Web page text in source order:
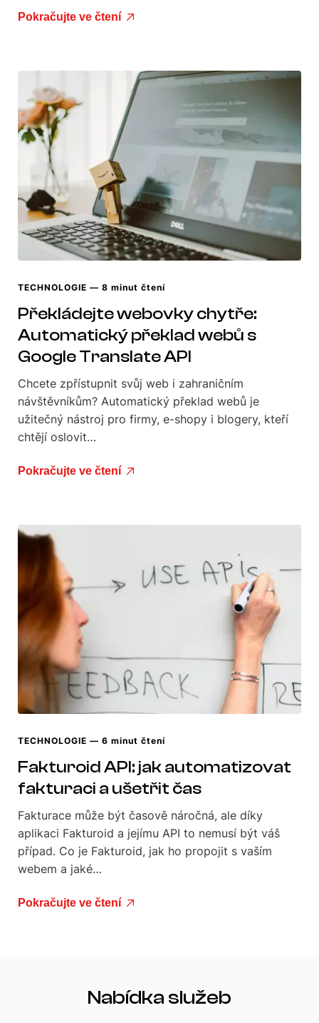
Pokračujte ve čtení
TECHNOLOGIE — 8 minut čtení
Překládejte webovky chytře:
Automatický překlad webů s
Google Translate API
Chcete zpřístupnit svůj web i zahraničním
návštěvníkům? Automatický překlad webů je
užitečný nástroj pro firmy, e-shopy i blogery, kteří
chtějí oslovit…
Pokračujte ve čtení
TECHNOLOGIE — 6 minut čtení
Fakturoid API: jak automatizovat
fakturaci a ušetřit čas
Fakturace může být časově náročná, ale díky
aplikaci Fakturoid a jejímu API to nemusí být váš
případ. Co je Fakturoid, jak ho propojit s vaším
webem a jaké…
Pokračujte ve čtení
Nabídka služeb